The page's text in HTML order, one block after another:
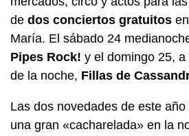
de dos conciertos gratuitos
María. El sábado 24
Pipes Rock! y el domingo 25,
de la noche, Fillas de
Las dos novedades de este
una gran «cacharelada» en la